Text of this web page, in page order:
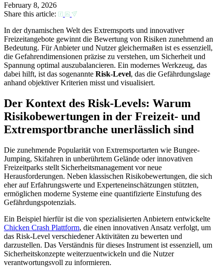
February 8, 2026
Share this article:
In der dynamischen Welt des Extremsports und innovativer
Freizeitangebote gewinnt die Bewertung von Risiken zunehmend an
Bedeutung. Für Anbieter und Nutzer gleichermaßen ist es essenziell,
die Gefahrendimensionen präzise zu verstehen, um Sicherheit und
Spannung optimal auszubalancieren. Ein modernes Werkzeug, das
dabei hilft, ist das sogenannte Risk-Level, das die Gefährdungslage
anhand objektiver Kriterien misst und visualisiert.
Der Kontext des Risk-Levels: Warum
Risikobewertungen in der Freizeit- und
Extremsportbranche unerlässlich sind
Die zunehmende Popularität von Extremsportarten wie Bungee-
Jumping, Skifahren in unberührtem Gelände oder innovativen
Freizeitparks stellt Sicherheitsmanagement vor neue
Herausforderungen. Neben klassischen Risikobewertungen, die sich
eher auf Erfahrungswerte und Experteneinschätzungen stützten,
ermöglichen moderne Systeme eine quantifizierte Einstufung des
Gefährdungspotenzials.
Ein Beispiel hierfür ist die von spezialisierten Anbietern entwickelte
Chicken Crash Plattform, die einen innovativen Ansatz verfolgt, um
das Risk-Level verschiedener Aktivitäten zu bewerten und
darzustellen. Das Verständnis für dieses Instrument ist essenziell, um
Sicherheitskonzepte weiterzuentwickeln und die Nutzer
verantwortungsvoll zu informieren.